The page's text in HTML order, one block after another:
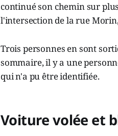
continué son chemin sur
l'intersection de la rue
Trois personnes en sont
sommaire, il y a une
qui n'a pu être identifiée.
Voiture volée et